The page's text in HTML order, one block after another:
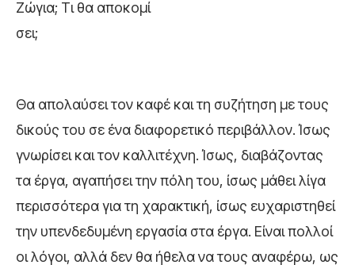
Ζώγια; Τι θα αποκομί
σει;
Θα απολαύσει τον καφέ και τη συζήτηση με τους
δικούς του σε ένα διαφορετικό περιβάλλον. Ίσως
γνωρίσει και τον καλλιτέχνη. Ίσως, διαβάζοντας
τα έργα, αγαπήσει την πόλη του, ίσως μάθει λίγα
περισσότερα για τη χαρακτική, ίσως ευχαριστηθεί
την υπενδεδυμένη εργασία στα έργα. Είναι πολλοί
οι λόγοι, αλλά δεν θα ήθελα να τους αναφέρω, ως